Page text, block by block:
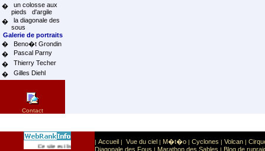
�
un colosse aux
pieds d'argile
�
la diagonale des
sous
Galerie de portraits
�
Beno�t Grondin
�
Pascal Parny
�
Thierry Techer
�
Gilles Diehl
Contact
Ce site est list� dans la cat�gorie Sport: Sports extr�mes
| Accueil | Vue du ciel | M�t�o | Cyclones | Volcan |
Diagonale des Fous | Marathon des Sables | Blog de